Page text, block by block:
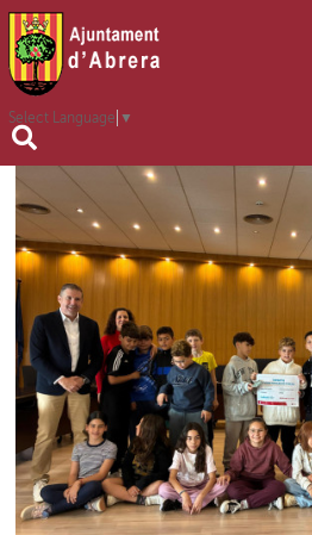
Select Language ▼